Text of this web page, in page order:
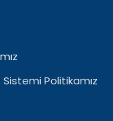
Politikamız